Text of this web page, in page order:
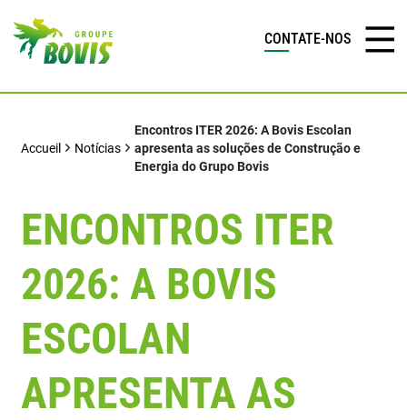
CONTATE-NOS
Accueil Notícias
Encontros ITER 2026: A Bovis Escolan
apresenta as soluções de Construção e
Energia do Grupo Bovis
ENCONTROS ITER
2026: A BOVIS
ESCOLAN
APRESENTA AS